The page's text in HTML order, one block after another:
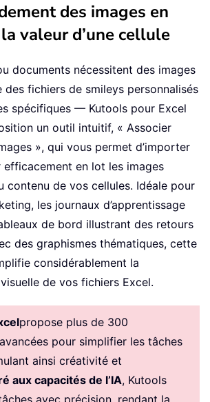
des images en
valeur d’une cellule
documents nécessitent des images
fichiers de smileys personnalisés
spécifiques — Kutools pour Excel
un outil intuitif, « Associer
», qui vous permet d’importer
en lot les images
contenu de vos cellules. Idéale pour
les journaux d’apprentissage
de bord illustrant des retours
des graphismes thématiques, cette
considérablement la
de vos fichiers Excel.
propose plus de 300
pour simplifier les tâches
ainsi créativité et
aux capacités de l’IA, Kutools